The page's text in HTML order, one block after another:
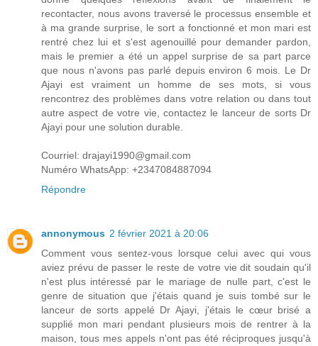
recontacter, nous avons traversé le processus ensemble et
à ma grande surprise, le sort a fonctionné et mon mari est
rentré chez lui et s'est agenouillé pour demander pardon,
mais le premier a été un appel surprise de sa part parce
que nous n'avons pas parlé depuis environ 6 mois. Le Dr
Ajayi est vraiment un homme de ses mots, si vous
rencontrez des problèmes dans votre relation ou dans tout
autre aspect de votre vie, contactez le lanceur de sorts Dr
Ajayi pour une solution durable.
Courriel: drajayi1990@gmail.com
Numéro WhatsApp: +2347084887094
Répondre
annonymous 2 février 2021 à 20:06
Comment vous sentez-vous lorsque celui avec qui vous
aviez prévu de passer le reste de votre vie dit soudain qu'il
n'est plus intéressé par le mariage de nulle part, c'est le
genre de situation que j'étais quand je suis tombé sur le
lanceur de sorts appelé Dr Ajayi, j'étais le cœur brisé a
supplié mon mari pendant plusieurs mois de rentrer à la
maison, tous mes appels n'ont pas été réciproques jusqu'à